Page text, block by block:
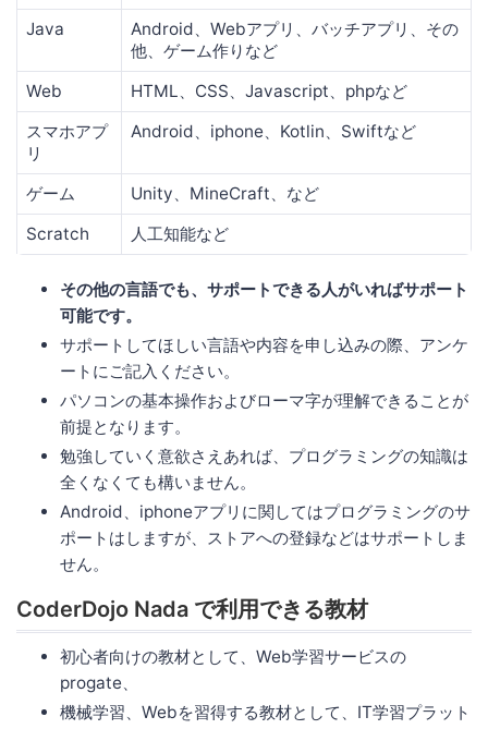
Java
Android、Webアプリ、バッチアプリ、その
他、ゲーム作りなど
Web
HTML、CSS、Javascript、phpなど
スマホアプ
リ
Android、iphone、Kotlin、Swiftなど
ゲーム
Unity、MineCraft、など
Scratch
人工知能など
その他の言語でも、サポートできる人がいればサポート
可能です。
サポートしてほしい言語や内容を申し込みの際、アンケ
ートにご記入ください。
パソコンの基本操作およびローマ字が理解できることが
前提となります。
勉強していく意欲さえあれば、プログラミングの知識は
全くなくても構いません。
Android、iphoneアプリに関してはプログラミングのサ
ポートはしますが、ストアへの登録などはサポートしま
せん。
CoderDojo Nada で利用できる教材
初心者向けの教材として、Web学習サービスの
progate、
機械学習、Webを習得する教材として、IT学習プラット